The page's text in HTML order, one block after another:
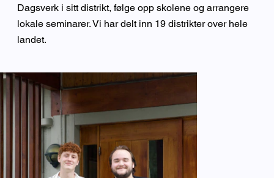
Dagsverk i sitt distrikt, følge opp skolene og arrangere
lokale seminarer. Vi har delt inn 19 distrikter over hele
landet.